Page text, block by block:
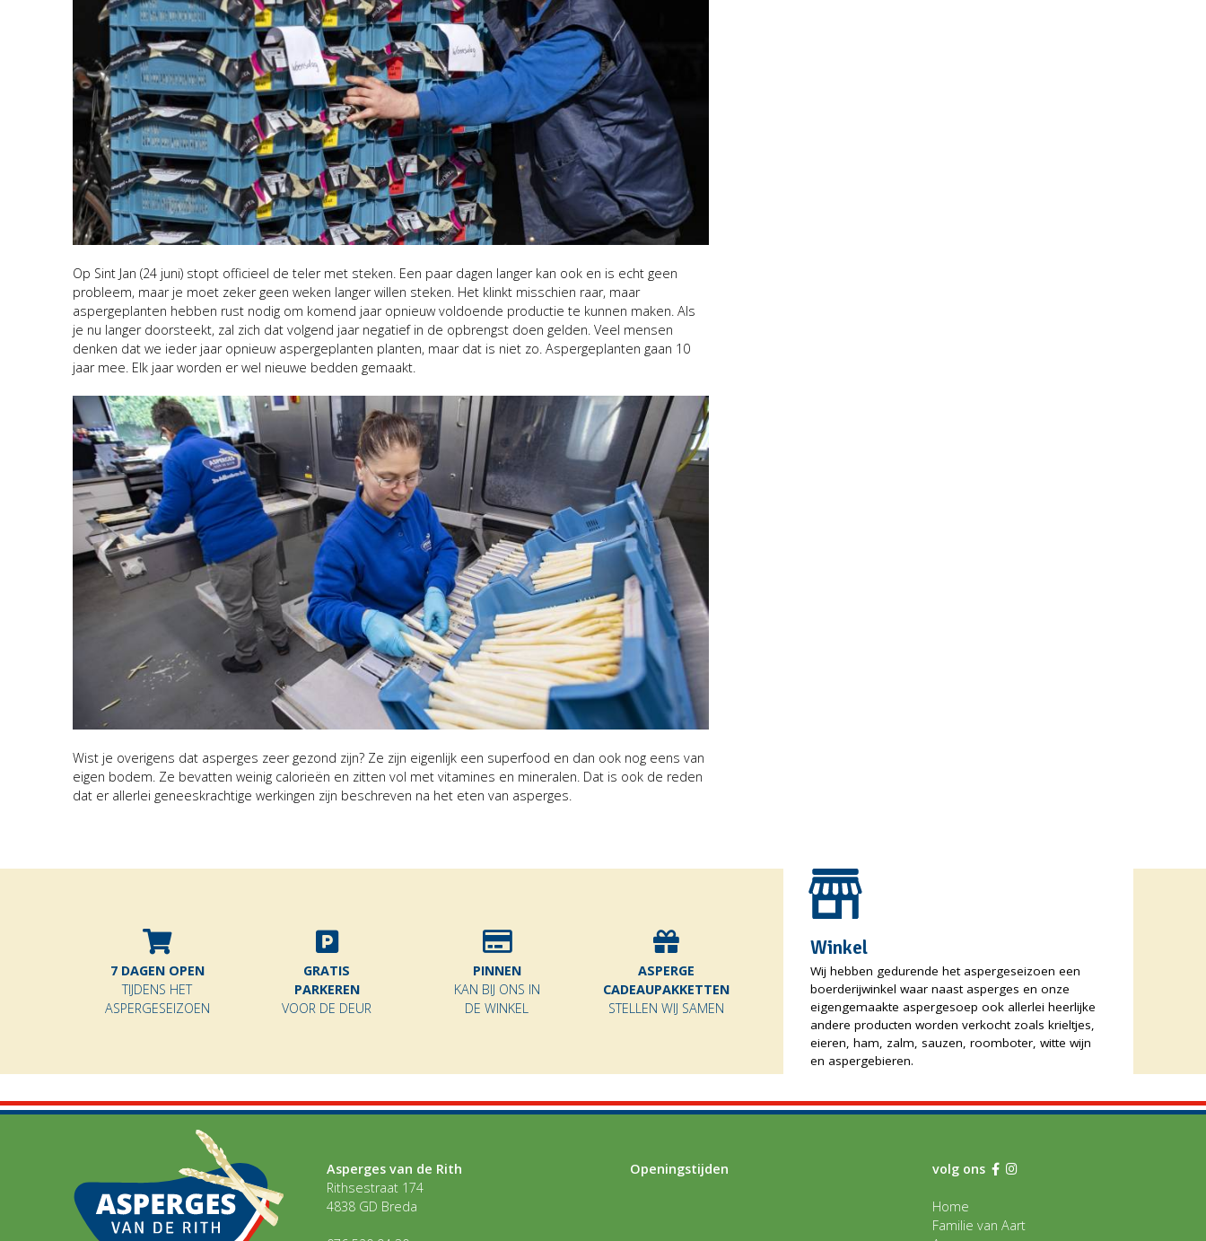
Op Sint Jan (24 juni) stopt officieel de teler met steken. Een paar dagen langer kan ook en is echt geen
probleem, maar je moet zeker geen weken langer willen steken. Het klinkt misschien raar, maar
aspergeplanten hebben rust nodig om komend jaar opnieuw voldoende productie te kunnen maken. Als
je nu langer doorsteekt, zal zich dat volgend jaar negatief in de opbrengst doen gelden. Veel mensen
denken dat we ieder jaar opnieuw aspergeplanten planten, maar dat is niet zo. Aspergeplanten gaan 10
jaar mee. Elk jaar worden er wel nieuwe bedden gemaakt.
Wist je overigens dat asperges zeer gezond zijn? Ze zijn eigenlijk een superfood en dan ook nog eens van
eigen bodem. Ze bevatten weinig calorieën en zitten vol met vitamines en mineralen. Dat is ook de reden
dat er allerlei geneeskrachtige werkingen zijn beschreven na het eten van asperges.
7 DAGEN OPEN
TIJDENS HET
ASPERGESEIZOEN
GRATIS
PARKEREN
VOOR DE DEUR
PINNEN
KAN BIJ ONS IN
DE WINKEL
ASPERGE
CADEAUPAKKETTEN
STELLEN WIJ SAMEN
Winkel
Wij hebben gedurende het aspergeseizoen een
boerderijwinkel waar naast asperges en onze
eigengemaakte aspergesoep ook allerlei heerlijke
andere producten worden verkocht zoals krieltjes,
eieren, ham, zalm, sauzen, roomboter, witte wijn
en aspergebieren.
Asperges van de Rith
Rithsestraat 174
4838 GD Breda
Openingstijden volg ons
Home
Familie van Aart